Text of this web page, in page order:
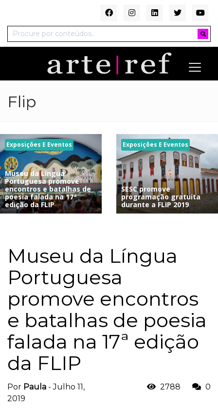
Flip
Exposições E Eventos
Museu da Língua
Portuguesa promove
encontros e batalhas de
poesia falada na 17ª
edição da FLIP
Exposições E Eventos
SESC promove
programação gratuita
durante a FLIP 2019
Museu da Língua
Portuguesa
promove encontros
e batalhas de poesia
falada na 17ª edição
da FLIP
Por Paula -Julho 11,
2019
2788 0